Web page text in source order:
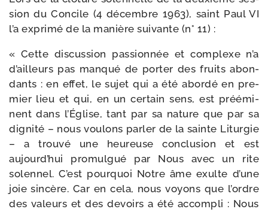
sion du Concile (4 décembre 1963), saint Paul VI
l’a expri­mé de la manière sui­vante (n° 11) :
« Cette dis­cus­sion pas­sion­née et com­plexe n’a
d’ailleurs pas man­qué de por­ter des fruits abon­
dants : en effet, le sujet qui a été abor­dé en pre­
mier lieu et qui, en un cer­tain sens, est pré­émi­
nent dans l’Église, tant par sa nature que par sa
digni­té – nous vou­lons par­ler de la sainte Liturgie
– a trou­vé une heu­reuse conclu­sion et est
aujourd’hui pro­mul­gué par Nous avec un rite
solen­nel. C’est pour­quoi Notre âme exulte d’une
joie sin­cère. Car en cela, nous voyons que l’ordre
des valeurs et des devoirs a été accom­pli : Nous